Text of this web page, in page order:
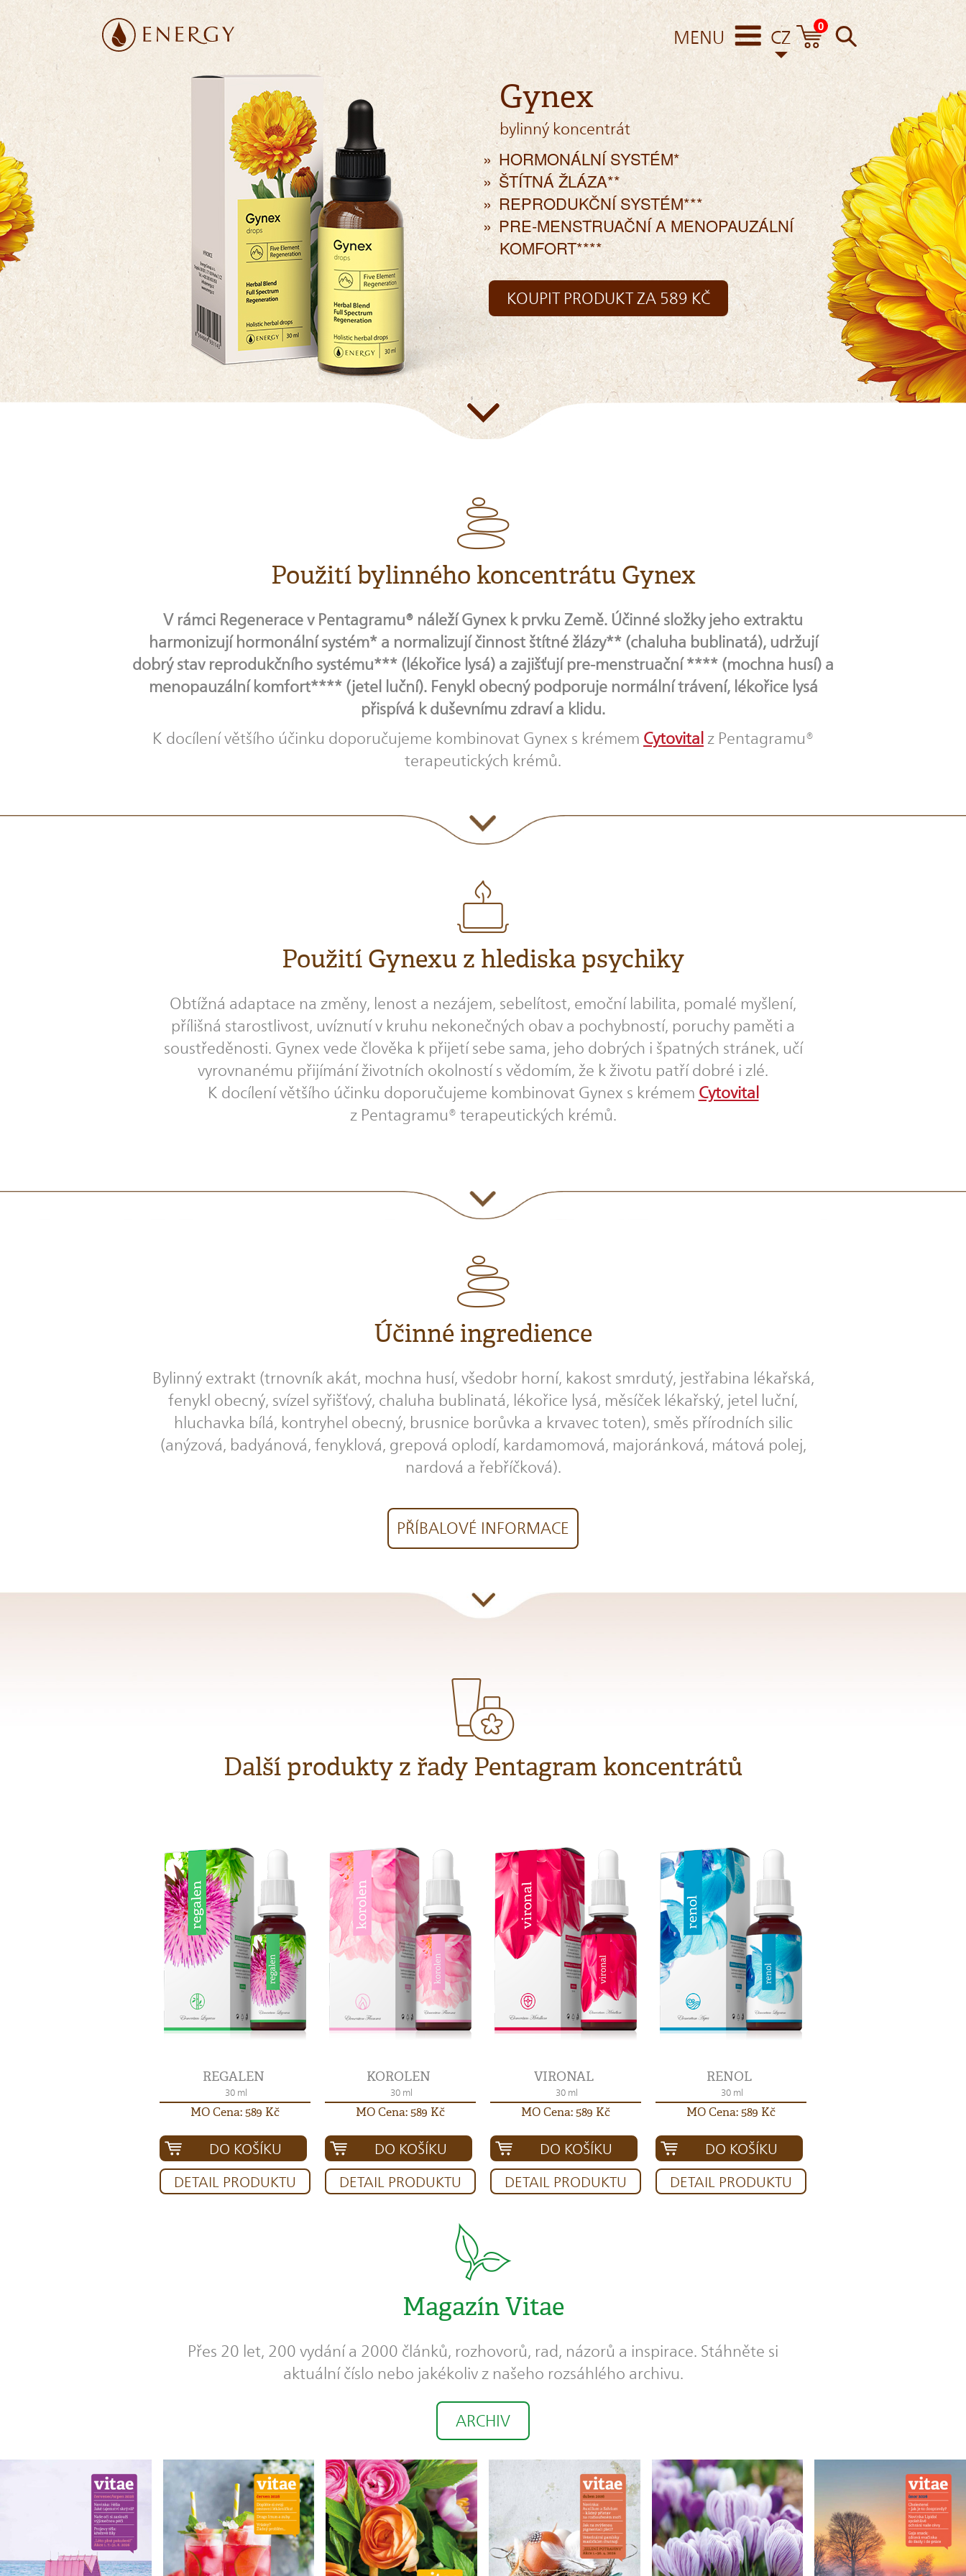
MENU CZ
0
Gynex
bylinný koncentrát
HORMONÁLNÍ SYSTÉM*
ŠTÍTNÁ ŽLÁZA**
REPRODUKČNÍ SYSTÉM***
PRE-MENSTRUAČNÍ A MENOPAUZÁLNÍ
KOMFORT****
KOUPIT PRODUKT ZA 589 KČ
Použití bylinného koncentrátu Gynex
V rámci Regenerace v Pentagramu® náleží Gynex k prvku Země. Účinné složky jeho extraktu
harmonizují hormonální systém* a normalizují činnost štítné žlázy** (chaluha bublinatá), udržují
dobrý stav reprodukčního systému*** (lékořice lysá) a zajišťují pre-menstruační **** (mochna husí) a
menopauzální komfort**** (jetel luční). Fenykl obecný podporuje normální trávení, lékořice lysá
přispívá k duševnímu zdraví a klidu.
K docílení většího účinku doporučujeme kombinovat Gynex s krémem Cytovital z Pentagramu®
terapeutických krémů.
Použití Gynexu z hlediska psychiky
Obtížná adaptace na změny, lenost a nezájem, sebelítost, emoční labilita, pomalé myšlení,
přílišná starostlivost, uvíznutí v kruhu nekonečných obav a pochybností, poruchy paměti a
soustředěnosti. Gynex vede člověka k přijetí sebe sama, jeho dobrých i špatných stránek, učí
vyrovnanému přijímání životních okolností s vědomím, že k životu patří dobré i zlé.
K docílení většího účinku doporučujeme kombinovat Gynex s krémem Cytovital
z Pentagramu® terapeutických krémů.
Účinné ingredience
Bylinný extrakt (trnovník akát, mochna husí, všedobr horní, kakost smrdutý, jestřabina lékařská,
fenykl obecný, svízel syřišťový, chaluha bublinatá, lékořice lysá, měsíček lékařský, jetel luční,
hluchavka bílá, kontryhel obecný, brusnice borůvka a krvavec toten), směs přírodních silic
(anýzová, badyánová, fenyklová, grepová oplodí, kardamomová, majoránková, mátová polej,
nardová a řebříčková).
PŘÍBALOVÉ INFORMACE
Další produkty z řady Pentagram koncentrátů
REGALEN
30 ml
MO Cena: 589 Kč
DO KOŠÍKU
DETAIL PRODUKTU
KOROLEN
30 ml
MO Cena: 589 Kč
DO KOŠÍKU
DETAIL PRODUKTU
VIRONAL
30 ml
MO Cena: 589 Kč
DO KOŠÍKU
DETAIL PRODUKTU
RENOL
30 ml
MO Cena: 589 Kč
DO KOŠÍKU
DETAIL PRODUKTU
Magazín Vitae
Přes 20 let, 200 vydání a 2000 článků, rozhovorů, rad, názorů a inspirace. Stáhněte si
aktuální číslo nebo jakékoliv z našeho rozsáhlého archivu.
ARCHIV